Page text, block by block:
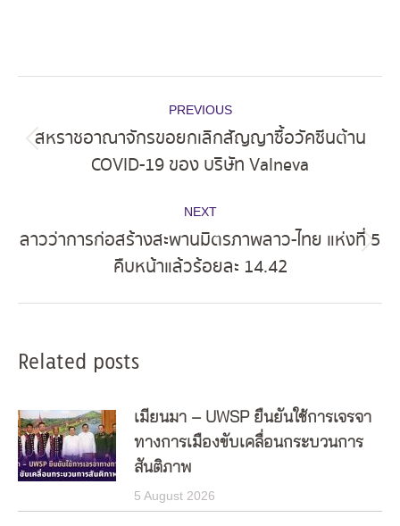
navigation
PREVIOUS
Previous
post:
สหราชอาณาจักรขอยกเลิกสัญญาซื้อวัคซีนต้าน
COVID-19 ของ บริษัท Valneva
NEXT
post:
ลาวว่าการก่อสร้างสะพานมิตรภาพลาว-ไทย แห่งที่ 5
คืบหน้าแล้วร้อยละ 14.42
Related posts
เมียนมา – UWSP ยืนยันใช้การเจรจา
ทางการเมืองขับเคลื่อนกระบวนการ
สันติภาพ
5 August 2026